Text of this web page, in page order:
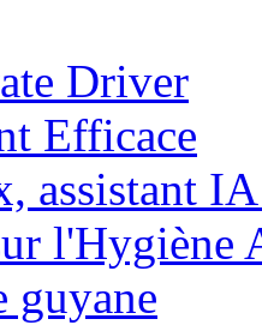
Driver
Efficace
assistant
l'Hygiène
guyane